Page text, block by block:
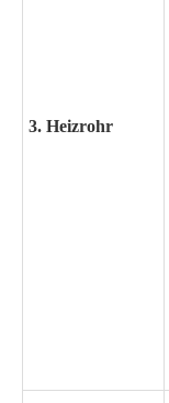
3. Heizrohr